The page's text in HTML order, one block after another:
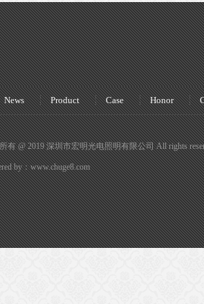
News Product Case Honor
有 @ 2019 深圳市宏明光电照明有限公司 All rights
by：www.chuge8.com